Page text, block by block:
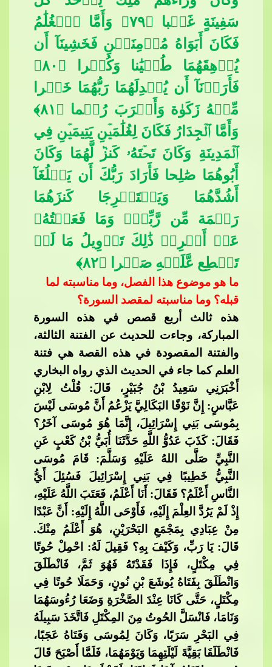
سَفِينَةٍ غَصۡبا ﴿٧٩﴾ وَأَمَّا ٱلۡغُلَٰمُ
فَكَانَ أَبَوَاهُ مُؤۡمِنَيۡنِ فَخَشِينَآ أَن
يُرۡهِقَهُمَا طُغۡيَٰنا وَكُفۡرا ﴿٨٠﴾
فَأَرَدۡنَآ أَن ​​ يُبۡدِلَهُمَا رَبُّهُمَا خَيۡرا
مِّنۡهُ زَكَوٰة وَأَقۡرَبَ رُحۡما ﴿٨١﴾
وَأَمَّا ٱلۡجِدَارُ فَكَانَ لِغُلَٰمَيۡنِ يَتِيمَيۡنِ فِي
ٱلۡمَدِينَةِ وَكَانَ تَحۡتَهُۥ كَنز
​​ لَّهُمَا وَكَانَ
أَبُوهُمَا صَٰلِحا فَأَرَادَ رَبُّكَ أَن يَبۡلُغَآ
أَشُدَّهُمَا وَيَسۡتَخۡرِجَا كَنزَهُمَا
رَحۡمَة مِّن رَّبِّكَۚ وَمَا فَعَلۡتُهُۥ
عَنۡ أَمۡرِيۚ ذَٰلِكَ تَأۡوِيلُ مَا لَمۡ
تَسۡطِع عَّلَيۡهِ صَبۡرا ﴿٨٢﴾
ما هو موضوع هذا الفصل، وما مناسبته لما
قبله؟ وما مناسبته لمقصد السورة؟
هذه ثالث أربع قصص في هذه السورة
المباركة، وجاءت للحديث عن الفتنة الثالثة،
والفتنة المقصودة في هذه القصة هي فتنة
العلم كما جاء في الحديث الذي رواه البخاري
أَخْبَرَنِي سَعِيدُ بْنُ جُبَيْرٍ، قَالَ: قُلْتُ لِابْنِ
عَبَّاسٍ: إِنَّ نَوْفًا البَكَالِيَّ يَزْعُمُ أَنَّ مُوسَى لَيْسَ
بِمُوسَى بَنِي إِسْرَائِيلَ، إِنَّمَا هُوَ مُوسَى آخَرُ؟
فَقَالَ: كَذَبَ عَدُوُّ اللَّهِ حَدَّثَنَا أُبَيُّ بْنُ كَعْبٍ عَنِ
النَّبِيِّ صَلَّى اللهُ عَلَيْهِ وَسَلَّمَ: قَامَ مُوسَى
النَّبِيُّ خَطِيبًا فِي بَنِي إِسْرَائِيلَ فَسُئِلَ أَيُّ
النَّاسِ أَعْلَمُ؟ فَقَالَ: أَنَا أَعْلَمُ، فَعَتَبَ اللَّهُ عَلَيْهِ،
إِذْ لَمْ يَرُدَّ العِلْمَ إِلَيْهِ، فَأَوْحَى اللَّهُ إِلَيْهِ: أَنَّ عَبْدًا
مِنْ عِبَادِي بِمَجْمَعِ البَحْرَيْنِ، هُوَ أَعْلَمُ مِنْكَ.
قَالَ: يَا رَبِّ، وَكَيْفَ بِهِ؟ فَقِيلَ لَهُ: احْمِلْ حُوتًا
فِي مِكْتَلٍ، فَإِذَا فَقَدْتَه ُ فَهُوَ ثَمَّ، فَانْطَلَقَ
وَانْطَلَقَ بِفَتَاهُ يُوشَعَ بْنِ نُونٍ، وَحَمَلَا حُوتًا فِي
مِكْتَلٍ، حَتَّى كَانَا عِنْدَ الصَّخْرَةِ وَضَعَا رُءُوسَهُمَا
وَنَامَا، فَانْسَلَّ الحُوتُ مِنَ المِكْتَلِ فَاتَّخَذَ سَبِيلَهُ
فِي البَحْرِ سَرَبًا، وَكَانَ لِمُوسَى وَفَتَاهُ عَجَبًا،
فَانْطَلَقَا بَقِيَّةَ لَيْلَتِهِمَا وَيَوْمَهُمَا، فَلَمَّا أَصْبَحَ قَالَ